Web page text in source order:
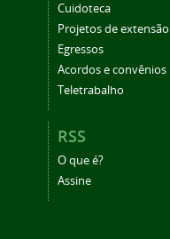
Cuidoteca
Projetos de extensão
Egressos
Acordos e convênios
Teletrabalho
RSS
O que é?
Assine